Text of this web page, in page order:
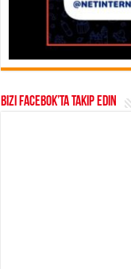
Bizi Facebok’ta takip edin